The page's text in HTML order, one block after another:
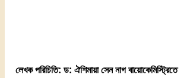
লেখক পরিচিতি: ড: ঐশিমায়া সেন নাগ বায়োকেমিস্ট্রিতে